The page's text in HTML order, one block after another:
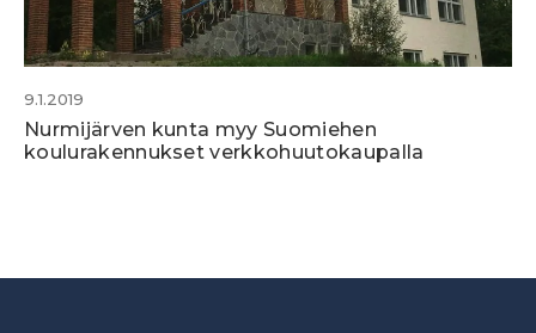
9.1.2019
Nurmijärven kunta myy Suomiehen
koulurakennukset verkkohuutokaupalla